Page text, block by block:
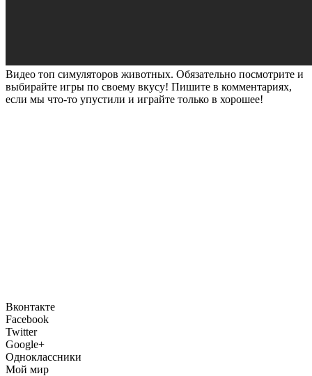
Видео топ симуляторов животных. Обязательно посмотрите и
выбирайте игры по своему вкусу! Пишите в комментариях,
если мы что-то упустили и играйте только в хорошее!
Вконтакте
Facebook
Twitter
Google+
Одноклассники
Мой мир